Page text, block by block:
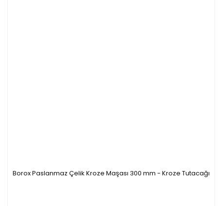
Borox Paslanmaz Çelik Kroze Maşası 300 mm - Kroze Tutacağı